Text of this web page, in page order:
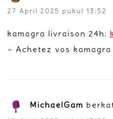
27 April 2025 pukul 13:52
kamagra livraison 24h:
– Achetez vos kamagra
MichaelGam